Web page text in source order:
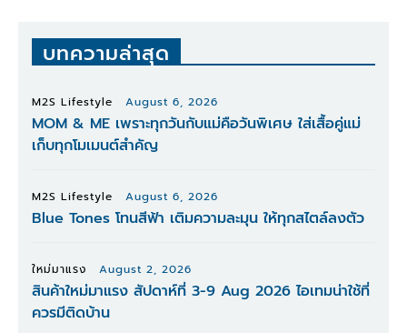
บทความล่าสุด
M2S Lifestyle August 6, 2026
MOM & ME เพราะทุกวันกับแม่คือวันพิเศษ ใส่เสื้อคู่แม่
เก็บทุกโมเมนต์สำคัญ
M2S Lifestyle August 6, 2026
Blue Tones โทนสีฟ้า เติมความละมุน ให้ทุกสไตล์ลงตัว
ใหม่มาแรง August 2, 2026
สินค้าใหม่มาแรง สัปดาห์ที่ 3-9 Aug 2026 ไอเทมน่าใช้ที่
ควรมีติดบ้าน